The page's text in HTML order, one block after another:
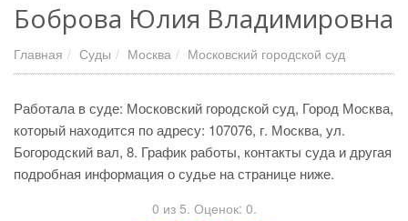
Боброва Юлия Владимировна
Главная Суды Москва Московский городской суд
Работала в суде: Московский городской суд, Город Москва,
который находится по адресу: 107076, г. Москва, ул.
Богородский вал, 8. График работы, контакты суда и другая
подробная информация о судье на странице ниже.
0 из 5. Оценок: 0.